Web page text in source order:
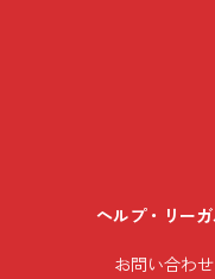
ヘルプ・リー
お問い合わせ